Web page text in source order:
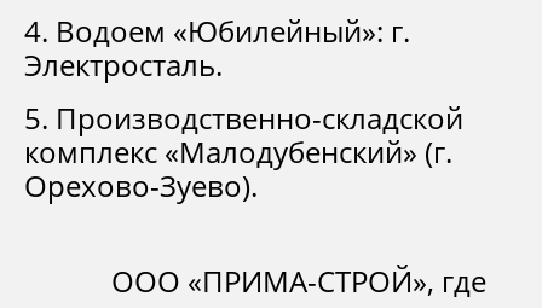
4. Водоем «Юбилейный»: г.
Электросталь.
5. Производственно-складской
комплекс «Малодубенский» (г.
Орехово-Зуево).
ООО «ПРИМА-СТРОЙ», где